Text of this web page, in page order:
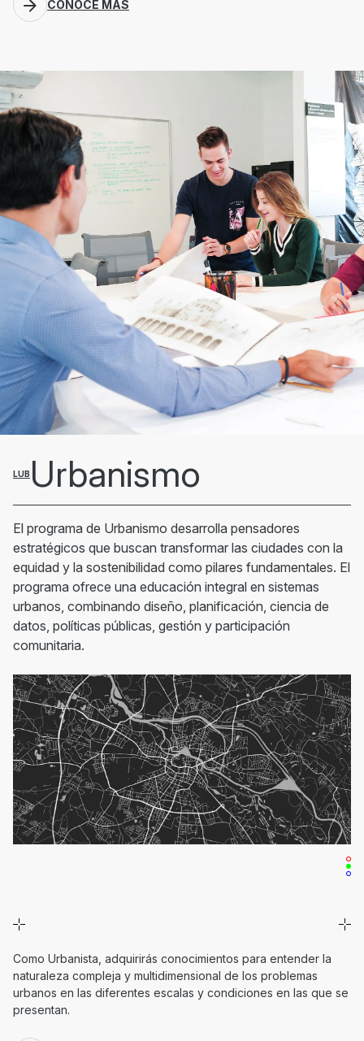
CONOCE MÁS
LUB Urbanismo
El programa de Urbanismo desarrolla pensadores
estratégicos que buscan transformar las ciudades con la
equidad y la sostenibilidad como pilares fundamentales. El
programa ofrece una educación integral en sistemas
urbanos, combinando diseño, planificación, ciencia de
datos, políticas públicas, gestión y participación
comunitaria.
Como Urbanista, adquirirás conocimientos para entender la
naturaleza compleja y multidimensional de los problemas
urbanos en las diferentes escalas y condiciones en las que se
presentan.